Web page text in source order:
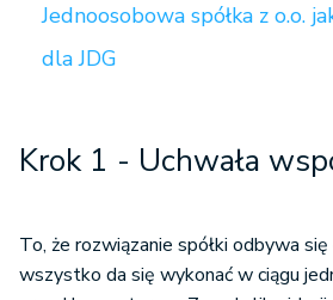
Jednoosobowa spółka z o.o.
dla JDG
Krok 1 - Uchwała
To, że rozwiązanie spółki odbywa się
wszystko da się wykonać w ciągu